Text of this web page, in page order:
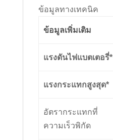
ข้อมูลทางเทคนิค
ข้อมูลเพิ่มเติม
แรงดันไฟแบตเตอรี่*
แรงกระแทกสูงสุด*
อัตรากระแทกที่
ความเร็วพิกัด